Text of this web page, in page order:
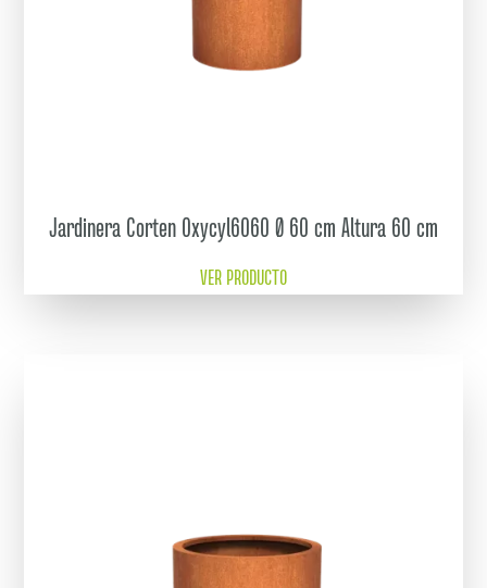
Jardinera Corten Oxycyl6060 Ø 60 cm Altura 60 cm
VER PRODUCTO